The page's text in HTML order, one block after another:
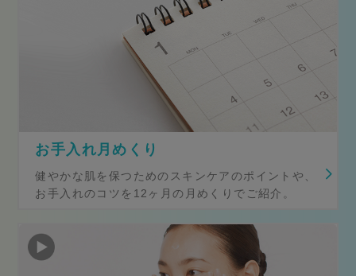
お手入れ月めくり
健やかな肌を保つためのスキンケアのポイントや、
お手入れのコツを12ヶ月の月めくりでご紹介。